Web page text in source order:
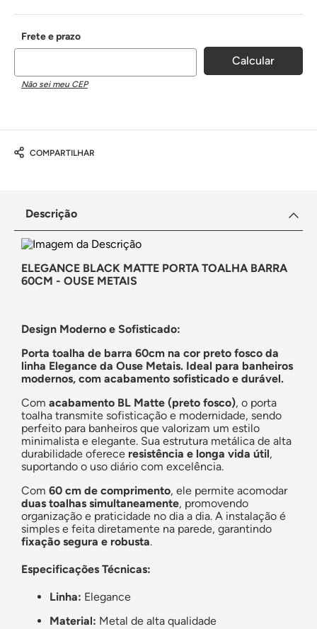
Não sei meu CEP
COMPARTILHAR
Descrição
ELEGANCE BLACK MATTE PORTA TOALHA BARRA
60CM - OUSE METAIS
Design Moderno e Sofisticado:
Porta toalha de barra 60cm na cor preto fosco da
linha Elegance da Ouse Metais. Ideal para banheiros
modernos, com acabamento sofisticado e durável.
Com acabamento BL Matte (preto fosco), o porta
toalha transmite sofisticação e modernidade, sendo
perfeito para banheiros que valorizam um estilo
minimalista e elegante. Sua estrutura metálica de alta
durabilidade oferece resistência e longa vida útil,
suportando o uso diário com excelência.
Com 60 cm de comprimento, ele permite acomodar
duas toalhas simultaneamente, promovendo
organização e praticidade no dia a dia. A instalação é
simples e feita diretamente na parede, garantindo
fixação segura e robusta.
Especificações Técnicas:
Linha: Elegance
Material: Metal de alta qualidade